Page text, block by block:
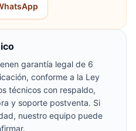
garantía legal de 6
conforme a la Ley
técnicos con respaldo,
y soporte postventa. Si
nuestro equipo puede